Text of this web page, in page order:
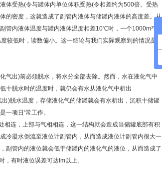
受热(令与罐体内单位体积受热(令相差约为500倍。受热
的密度，这就造成了副管内液体与储罐内液体的高度差。从
管内液体温度与罐内液体温度相差10℃时，一个1000m³'液
较低时，读数偏小。这一结论与我们实际观察到的情况是
出)前必须脱水，将水分全部去除。然而，水在液化气中
十脱水时的温度时，就仍会有水从液化气中析出
脱水温度，存储液化气的储罐就会有水析出，沉积十储罐
项日‘常工作。
连，上部与气相相连，这一结构就会造成当储罐底部有积
冷凝水倒流至液位计副管内，从而造成液位计副管内很大一
副管内的液位就会低于储罐内的液化气的液位，从而造成了
有时液位误差可达Im以上。